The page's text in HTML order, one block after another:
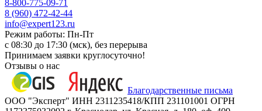
8-800-775-09-71
8 (960) 472-42-44
info@expert123.ru
Режим работы: Пн-Пт
с 08:30 до 17:30 (мск), без перерыва
Принимаем заявки круглосуточно!
Отзывы о нас
Благодарственные письма
ООО "Эксперт" ИНН 2311235418/КПП 231101001 ОГРН